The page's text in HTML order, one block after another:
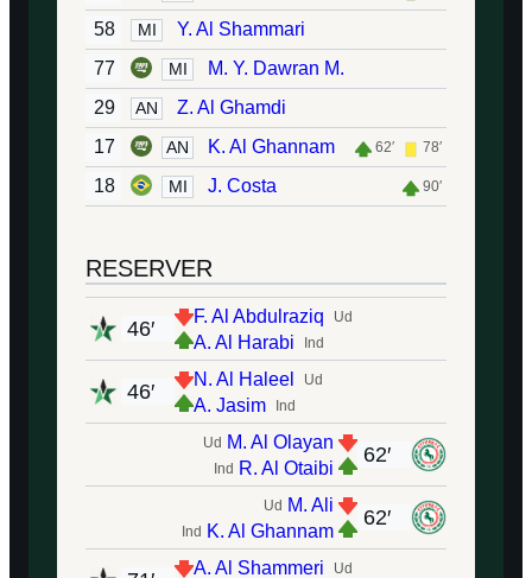
58
MI
Y. Al Shammari
77
MI
M. Y. Dawran M.
29
AN
Z. Al Ghamdi
17
AN K. Al Ghannam 62′ 78′
18 MI J. Costa 90′
RESERVER
Ud
F. Al Abdulraziq
Ind
A. Al Harabi
46′
Ud
N. Al Haleel
Ind
A. Jasim
46′
62′
Ud M. Al Olayan
Ind R. Al Otaibi
62′
Ud M. Ali
Ind K. Al Ghannam
Ud
A. Al Shammeri